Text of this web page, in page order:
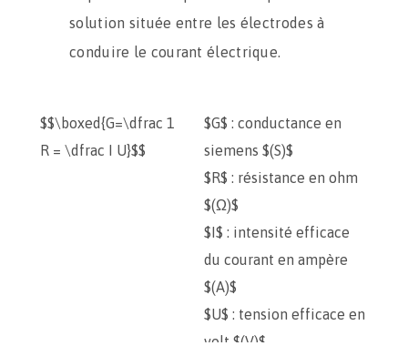
solution située entre les électrodes à
conduire le courant électrique.
$$\boxed{G=\dfrac 1
R = \dfrac I U}$$
$G$ : conductance en
siemens $(S)$
$R$ : résistance en ohm
$(Ω)$
$I$ : intensité efficace
du courant en ampère
$(A)$
$U$ : tension efficace en
volt $(V)$